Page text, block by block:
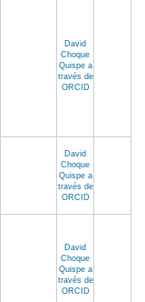
David
Choque
Quispe a
través de
ORCID
David
Choque
Quispe a
través de
ORCID
David
Choque
Quispe a
través de
ORCID